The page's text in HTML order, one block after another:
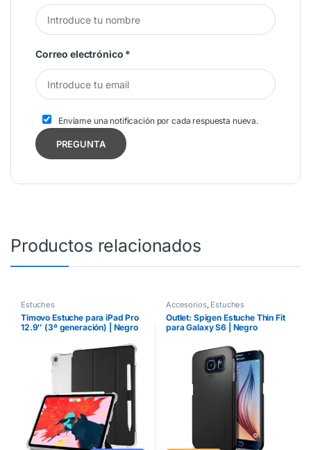
Correo electrónico *
Envíame una notificación por cada respuesta nueva.
Productos relacionados
Estuches
Timovo Estuche para iPad Pro
12.9″ (3ª generación) | Negro
Accesorios, Estuches
Outlet: Spigen Estuche Thin Fit
para Galaxy S6 | Negro